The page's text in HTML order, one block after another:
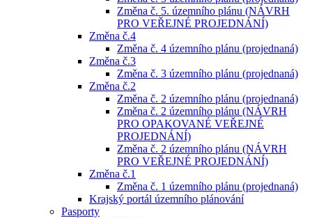
Změna č. 5. územního plánu (NÁVRH
PRO VEŘEJNÉ PROJEDNÁNÍ)
Změna č.4
Změna č. 4 územního plánu (projednaná)
Změna č.3
Změna č. 3 územního plánu (projednaná)
Změna č.2
Změna č. 2 územního plánu (projednaná)
Změna č. 2 územního plánu (NÁVRH
PRO OPAKOVANÉ VEŘEJNÉ
PROJEDNÁNÍ)
Změna č. 2 územního plánu (NÁVRH
PRO VEŘEJNÉ PROJEDNÁNÍ)
Změna č.1
Změna č. 1 územního plánu (projednaná)
Krajský portál územního plánování
Pasporty